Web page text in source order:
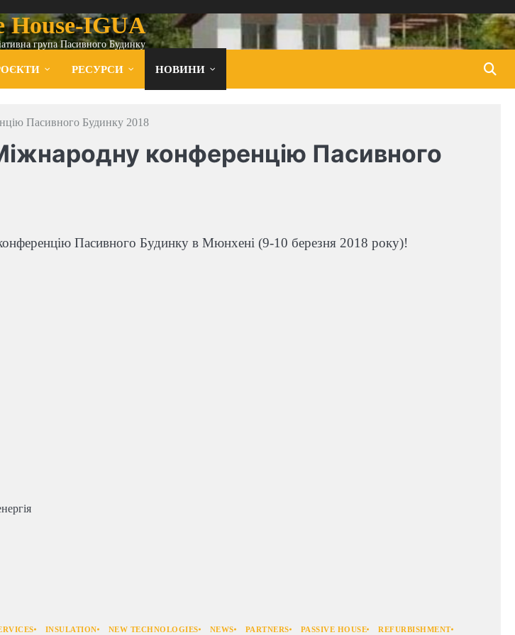
House-IGUA
група Пасивного Будинку
РЕСУРСИ НОВИНИ
Пасивного Будинку 2018
конференцію Пасивного
Пасивного Будинку в Мюнхені (9-10 березня 2018 року)!
INSULATION NEW TECHNOLOGIES NEWS PARTNERS PASSIVE HOUSE REFURBISHMENT